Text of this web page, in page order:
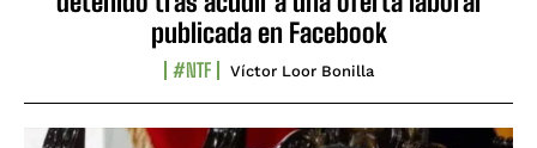
publicada en Facebook
#NTF Víctor Loor Bonilla